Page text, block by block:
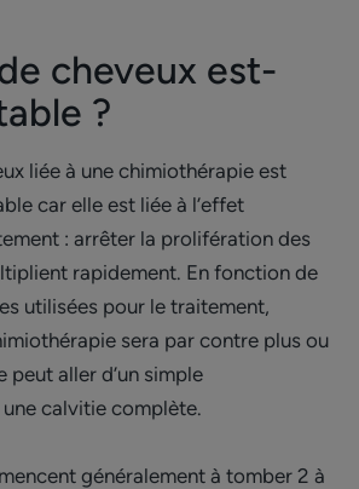
cheveux est-
?
liée à une chimiothérapie est
car elle est liée à l’effet
: arrêter la prolifération des
rapidement. En fonction de
utilisées pour le traitement,
sera par contre plus ou
peut aller d’un simple
calvitie complète.
généralement à tomber 2 à